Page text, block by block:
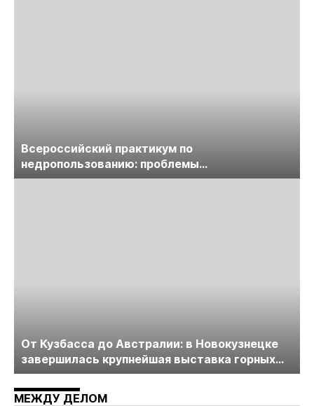
Всероссийский практикум по
недропользованию: проблемы
лицензирования, цифровизации, экспертизы
От Кузбасса до Австралии: в Новокузнецке
завершилась крупнейшая выставка горных
технологий «Недра России. Уголь России и
Майнинг»
МЕЖДУ ДЕЛОМ